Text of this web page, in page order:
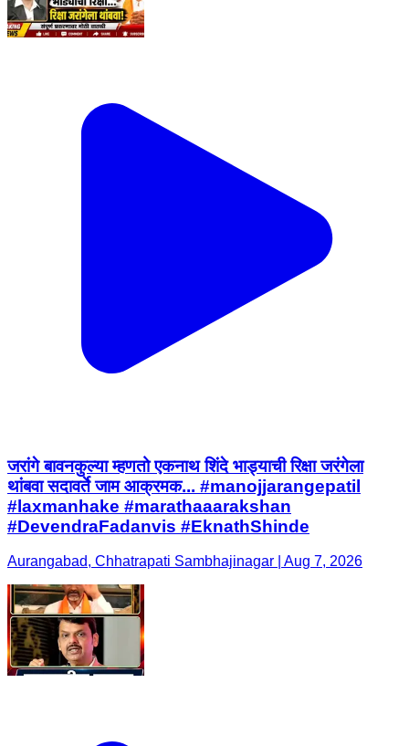
जरांगे बावनकुल्या म्हणतो एकनाथ शिंदे भाड्याची रिक्षा जरंगेला
थांबवा सदावर्ते जाम आक्रमक... #manojjarangepatil
#laxmanhake #marathaaarakshan
#DevendraFadanvis #EknathShinde
Aurangabad, Chhatrapati Sambhajinagar | Aug 7, 2026